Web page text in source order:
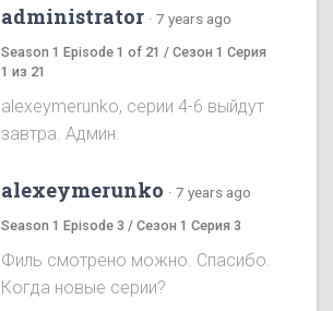
administrator · 7 years ago
Season 1 Episode 1 of 21 / Сезон 1 Серия
1 из 21
alexeymerunko, серии 4-6 выйдут
завтра. Админ.
alexeymerunko · 7 years ago
Season 1 Episode 3 / Сезон 1 Серия 3
Филь смотрено можно. Спасибо.
Когда новые серии?